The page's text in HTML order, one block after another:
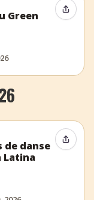
Green
de danse
Latina